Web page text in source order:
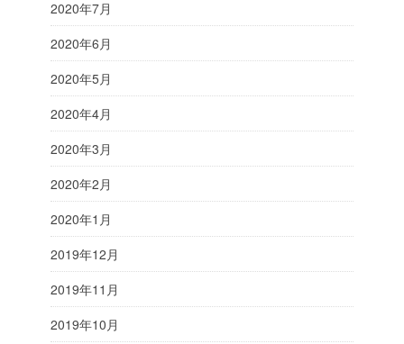
2020年7月
2020年6月
2020年5月
2020年4月
2020年3月
2020年2月
2020年1月
2019年12月
2019年11月
2019年10月